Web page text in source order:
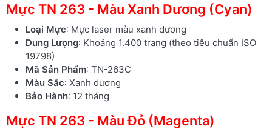
Mực TN 263 - Màu Xanh Dương (Cyan)
Loại Mực: Mực laser màu xanh dương
Dung Lượng: Khoảng 1.400 trang (theo tiêu chuẩn ISO
19798)
Mã Sản Phẩm: TN-263C
Màu Sắc: Xanh dương
Bảo Hành: 12 tháng
Mực TN 263 - Màu Đỏ (Magenta)